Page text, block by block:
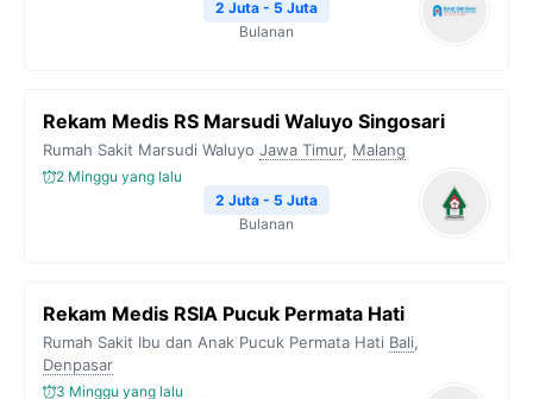
2 Juta - 5 Juta
Bulanan
Rekam Medis RS Marsudi Waluyo Singosari
Rumah Sakit Marsudi Waluyo Jawa Timur, Malang
2 Minggu yang lalu
2 Juta - 5 Juta
Bulanan
Rekam Medis RSIA Pucuk Permata Hati
Rumah Sakit Ibu dan Anak Pucuk Permata Hati Bali,
Denpasar
3 Minggu yang lalu